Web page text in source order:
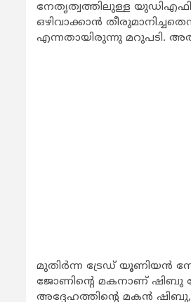
നേതൃത്വത്തിലുള്ള
ഒഴിവാക്കാന്‍
എന്നതായിരുന്നു മറുപടി.
മുതിര്‍ന്ന ട്രേഡ് യൂണിയന്‍
ജോണിന്‍റെ മകനാണ് ഷിബു
അദ്ദേഹത്തിന്‍റെ മകന്‍